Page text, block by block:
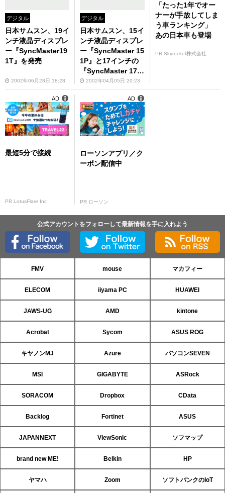
デジタル
日本サムスン、19イ
ンチ液晶ディスプレ
ー『SyncMaster19
1T』を発売
2002年06月28日 18:28
デジタル
日本サムスン、15イ
ンチ液晶ディスプレ
ー『SyncMaster 15
1P』と17インチの
『SyncMaster 171
T』を発売
2002年04月05日 20:23
「たった1年でオー
ナーが手放してしま
う車ランキング」
あの日本車も登場
PR Skyrocket株式会社
最短5分で接続
PR LotusFlare Inc
AD
ローソンアプリ／ク
ーポン配信中
PR ローソン
AD
公式アカウントをフォローして最新情報を手に入れよう
FMV mouse マカフィー
ELECOM iiyama PC HUAWEI
JAWS-UG AMD kintone
Acrobat Sycom ASUS ROG
キヤノンMJ Azure パソコンSEVEN
MSI GIGABYTE ASRock
SORACOM Dropbox CData
Backlog Fortinet ASUS
JAPANNEXT ViewSonic ソフマップ
brand new ME! Belkin HP
ヤマハ Zoom ソフトバンクのIoT